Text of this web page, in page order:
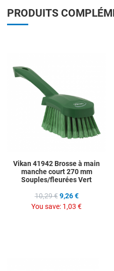
PRODUITS
Vikan 41942 Brosse à main
manche court 270 mm
Souples/fleurées Vert
10,29 € 9,26 €
You save: 1,03 €